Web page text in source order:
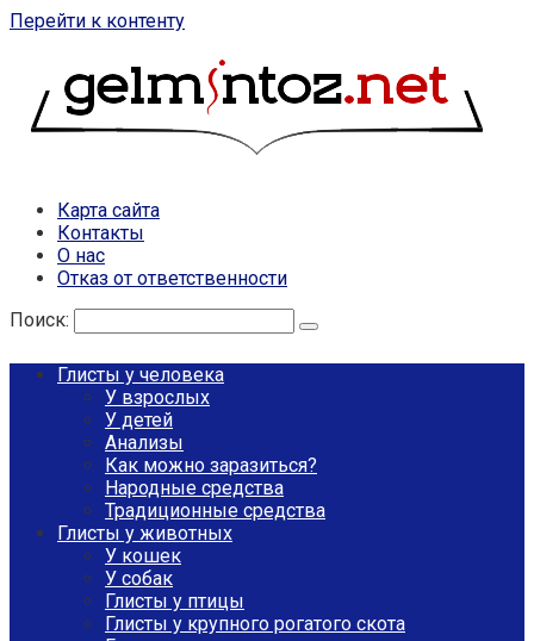
Перейти к контенту
Карта сайта
Контакты
О нас
Отказ от ответственности
Поиск:
Глисты у человека
У взрослых
У детей
Анализы
Как можно заразиться?
Народные средства
Традиционные средства
Глисты у животных
У кошек
У собак
Глисты у птицы
Глисты у крупного рогатого скота